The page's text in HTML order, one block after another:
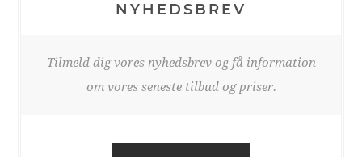
NYHEDSBREV
Tilmeld dig vores nyhedsbrev og få information
om vores seneste tilbud og priser.